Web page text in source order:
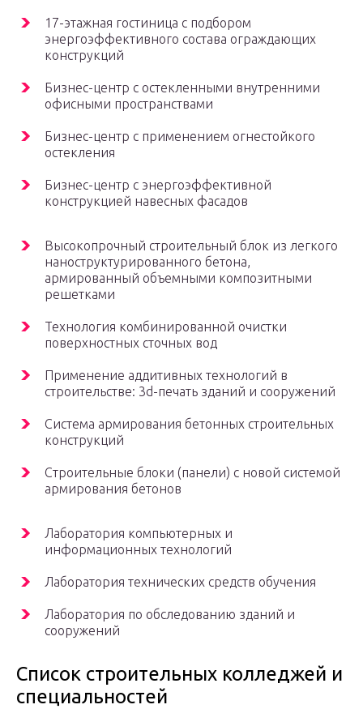
17-этажная гостиница с подбором
энергоэффективного состава ограждающих
конструкций
Бизнес-центр с остекленными внутренними
офисными пространствами
Бизнес-центр с применением огнестойкого
остекления
Бизнес-центр с энергоэффективной
конструкцией навесных фасадов
Высокопрочный строительный блок из легкого
наноструктурированного бетона,
армированный объемными композитными
решетками
Технология комбинированной очистки
поверхностных сточных вод
Применение аддитивных технологий в
строительстве: 3d-печать зданий и сооружений
Система армирования бетонных строительных
конструкций
Строительные блоки (панели) с новой системой
армирования бетонов
Лаборатория компьютерных и
информационных технологий
Лаборатория технических средств обучения
Лаборатория по обследованию зданий и
сооружений
Список строительных колледжей и
специальностей